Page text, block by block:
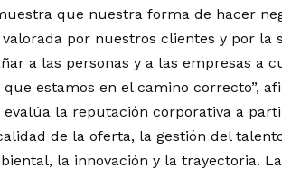
que nuestra forma de hacer
por nuestros clientes y por la
a las personas y a las empresas a
estamos en el camino correcto”,
evalúa la reputación corporativa a
de la oferta, la gestión del
la innovación y la trayectoria.